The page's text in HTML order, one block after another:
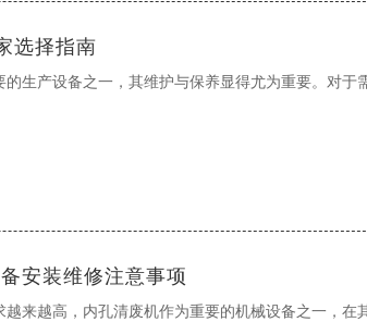
选择指南
生产设备之一，其维护与保养显得尤为重要。对于
安装维修注意事项
来越高，内孔清废机作为重要的机械设备之一，在